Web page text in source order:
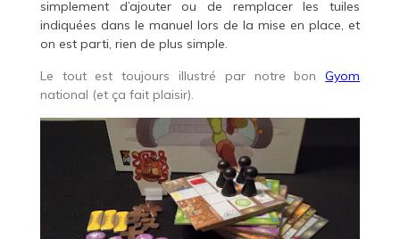
simplement d’ajouter ou de remplacer les tuiles
indiquées dans le manuel lors de la mise en place, et
on est parti, rien de plus simple.
Le tout est toujours illustré par notre bonGyom
national (et ça fait plaisir).